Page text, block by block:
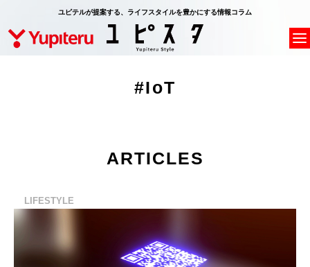
ユピテルが提案する、ライフスタイルを豊かにする情報コラム
#IoT
ARTICLES
LIFESTYLE